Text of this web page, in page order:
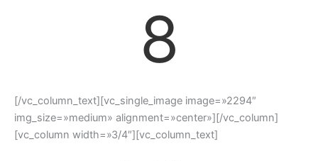
8
[/vc_column_text][vc_single_image image=»2294″
img_size=»medium» alignment=»center»][/vc_column]
[vc_column width=»3/4″][vc_column_text]